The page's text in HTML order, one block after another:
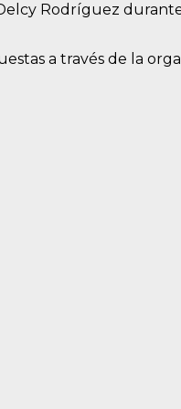
Rodríguez
a través de la